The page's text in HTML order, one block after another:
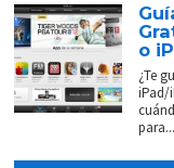
o
¿Te
iPad/
para...